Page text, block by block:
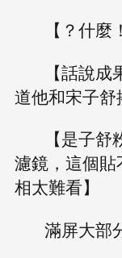
【？什
【話說
道他和宋子舒
【是子
濾鏡，這個
相太難看】
滿屏大部